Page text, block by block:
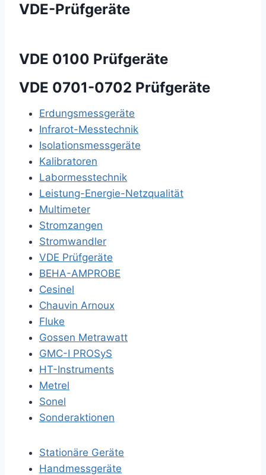
VDE-Prüfgeräte
VDE 0100 Prüfgeräte
VDE 0701-0702 Prüfgeräte
Erdungsmessgeräte
Infrarot-Messtechnik
Isolationsmessgeräte
Kalibratoren
Labormesstechnik
Leistung-Energie-Netzqualität
Multimeter
Stromzangen
Stromwandler
VDE Prüfgeräte
BEHA-AMPROBE
Cesinel
Chauvin Arnoux
Fluke
Gossen Metrawatt
GMC-I PROSyS
HT-Instruments
Metrel
Sonel
Sonderaktionen
Stationäre Geräte
Handmessgeräte